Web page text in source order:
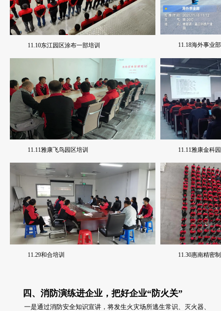
11.10东江园区涂布一部培训 11.18海外事业
11.11雅康飞鸟园区培训 11.11雅康金科
11.29和合培训 11.30惠南精密
四、 消防演练进企业，把好企业“防火关”
一是通过消防安全知识宣讲，将发生火灾场所逃生常识、灭火器、